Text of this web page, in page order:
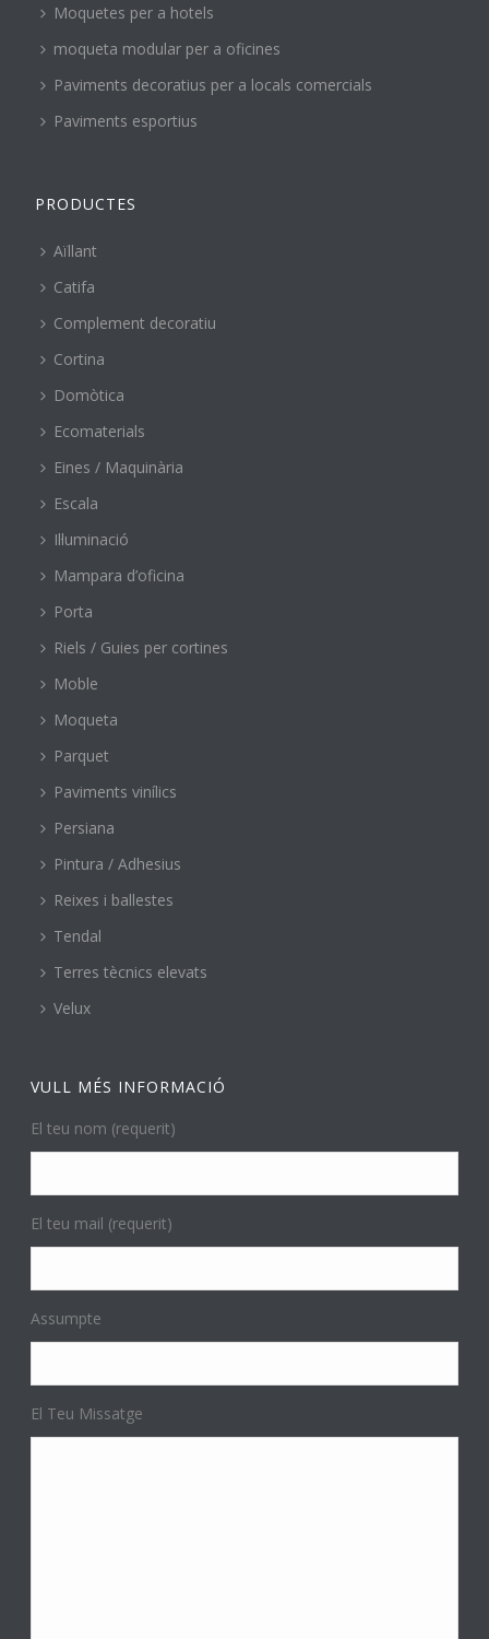
Moquetes per a hotels
moqueta modular per a oficines
Paviments decoratius per a locals comercials
Paviments esportius
PRODUCTES
Aïllant
Catifa
Complement decoratiu
Cortina
Domòtica
Ecomaterials
Eines / Maquinària
Escala
Il·luminació
Mampara d’oficina
Porta
Riels / Guies per cortines
Moble
Moqueta
Parquet
Paviments vinílics
Persiana
Pintura / Adhesius
Reixes i ballestes
Tendal
Terres tècnics elevats
Velux
VULL MÉS INFORMACIÓ
El teu nom (requerit)
El teu mail (requerit)
Assumpte
El Teu Missatge